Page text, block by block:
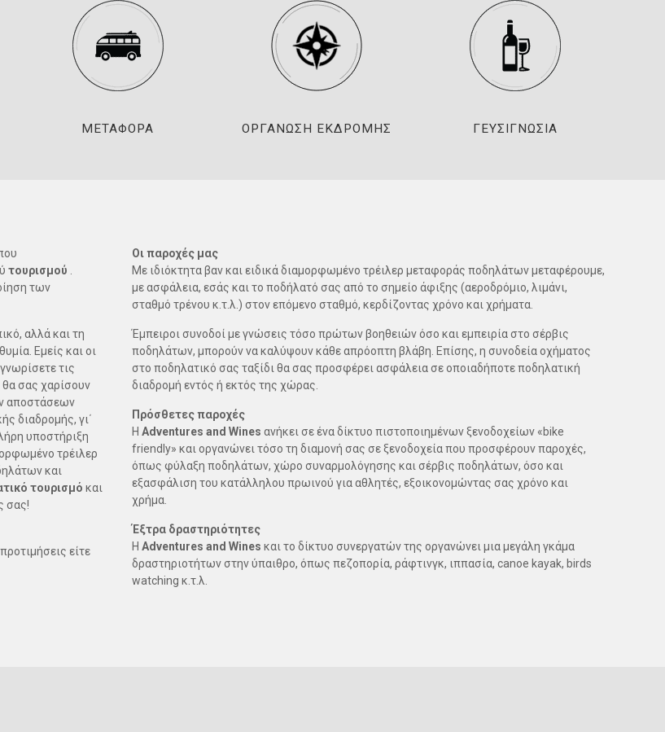
ΜΕΤΑΦΟΡΆ ΟΡΓΆΝΩΣΗ ΕΚΔΡΟΜΉΣ ΓΕΥΣΙΓΝΩΣΊΑ
τουρισμού
των
αλλά και τη
Εμείς και οι
τις
σας χαρίσουν
αποστάσεων
διαδρομής, γι΄
υποστήριξη
τρέιλερ
και
τουρισμό και
σας!
είτε
Οι παροχές μας
Με ιδιόκτητα βαν και ειδικά διαμορφωμένο τρέιλερ μεταφοράς ποδηλάτων μεταφέρουμε,
με ασφάλεια, εσάς και το ποδήλατό σας από το σημείο άφιξης (αεροδρόμιο, λιμάνι,
σταθμό τρένου κ.τ.λ.) στον επόμενο σταθμό, κερδίζοντας χρόνο και χρήματα.
Έμπειροι συνοδοί με γνώσεις τόσο πρώτων βοηθειών όσο και εμπειρία στο σέρβις
ποδηλάτων, μπορούν να καλύψουν κάθε απρόοπτη βλάβη. Επίσης, η συνοδεία οχήματος
στο ποδηλατικό σας ταξίδι θα σας προσφέρει ασφάλεια σε οποιαδήποτε ποδηλατική
διαδρομή εντός ή εκτός της χώρας.
Πρόσθετες παροχές
Η Adventures and Wines ανήκει σε ένα δίκτυο πιστοποιημένων ξενοδοχείων «bike
friendly» και οργανώνει τόσο τη διαμονή σας σε ξενοδοχεία που προσφέρουν παροχές,
όπως φύλαξη ποδηλάτων, χώρο συναρμολόγησης και σέρβις ποδηλάτων, όσο και
εξασφάλιση του κατάλληλου πρωινού για αθλητές, εξοικονομώντας σας χρόνο και
χρήμα.
Έξτρα δραστηριότητες
Η Adventures and Wines και το δίκτυο συνεργατών της οργανώνει μια μεγάλη γκάμα
δραστηριοτήτων στην ύπαιθρο, όπως πεζοπορία, ράφτινγκ, ιππασία, canoe kayak, birds
watching κ.τ.λ.